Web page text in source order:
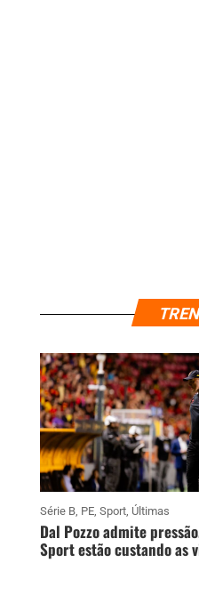
Série B, PE, Sport, Últimas
Dal Pozzo admite
Sport estão custando as